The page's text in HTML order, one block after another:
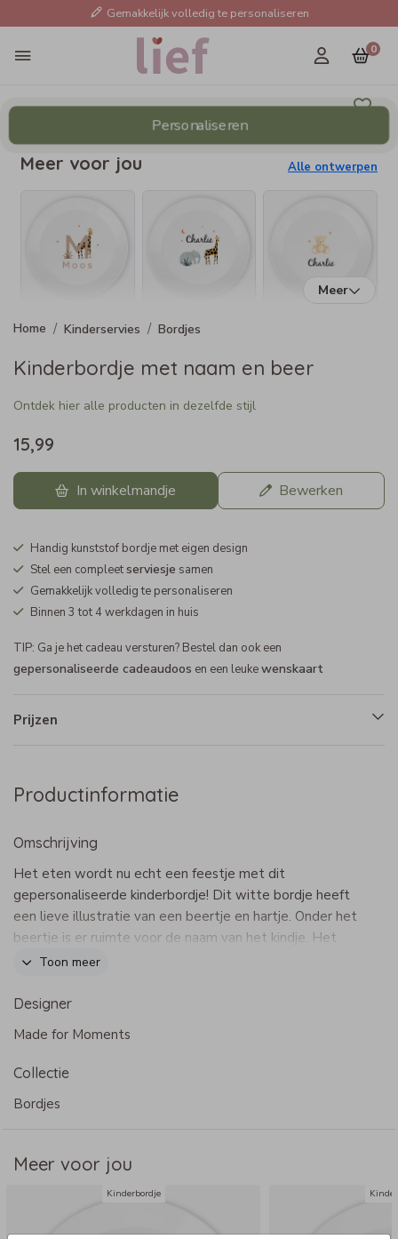
Gemakkelijk volledig te personaliseren
0
Personaliseren
Meer voor jou Alle ontwerpen
Meer
Kinderservies Bordjes
Kinderbordje met naam en beer
Ontdek hier alle producten in dezelfde stijl
15,99
In winkelmandje Bewerken
Handig kunststof bordje met eigen design
Stel een compleetserviesje samen
Gemakkelijk volledig te personaliseren
Binnen 3 tot 4 werkdagen in huis
TIP: Ga je het cadeau versturen? Bestel dan ook een
gepersonaliseerde cadeaudoos en een leukewenskaart
Prijzen
Productinformatie
Omschrijving
Het eten wordt nu echt een feestje met dit
gepersonaliseerde kinderbordje! Dit witte bordje heeft
een lieve illustratie van een beertje en hartje. Onder het
beertje is er ruimte voor de naam van het kindje. Het
ontwerp is volledig naar wens aan te passen.
Specificaties kinderbordje
- Maat: Ø 19 cm
- Bestelbaar met meerkleuren opdruk
- Het bordje wordt alleen in het midden bedrukt
- Niet geschikt voor de vaatwasser, met de hand
Toon meer
Designer
Made for Moments
Collectie
Bordjes
Meer voor jou
Kinderbordje